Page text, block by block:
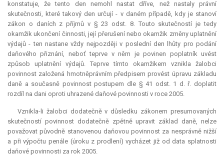
konstatuje, že tento den nemohl nastat dříve, než nastaly právní
skutečnosti, které takový den určují - v daném případě, kdy je stanoví
zákon o daních z příjmů v § 23 odst. 8. Touto skutečností je tedy
okamžik ukončení činnosti, její přerušení nebo okamžik změny uplatnění
výdajů - ten nastane vždy nejpozději v poslední den lhůty pro podání
daňového přiznání, neboť teprve v něm je povinen poplatník uvést
způsob uplatnění výdajů. Teprve tímto okamžikem vznikla žalobci
povinnost založená hmotněprávním předpisem provést úpravu základu
daně a současně povinnost postupem dle § 41 odst. 1 d. ř. doplatit
rozdíl na dani oproti uhrazené daňové povinnosti v roce 2005.
Vznikla-li žalobci dodatečně v důsledku zákonem presumovaných
skutečností povinnost dodatečně zpětně upravit základ daně, nelze
považovat původně stanovenou daňovou povinnost za nesprávně nižší
a při výpočtu penále (úroku z prodlení) vycházet již od data splatnosti
daňové povinnosti za rok 2005.